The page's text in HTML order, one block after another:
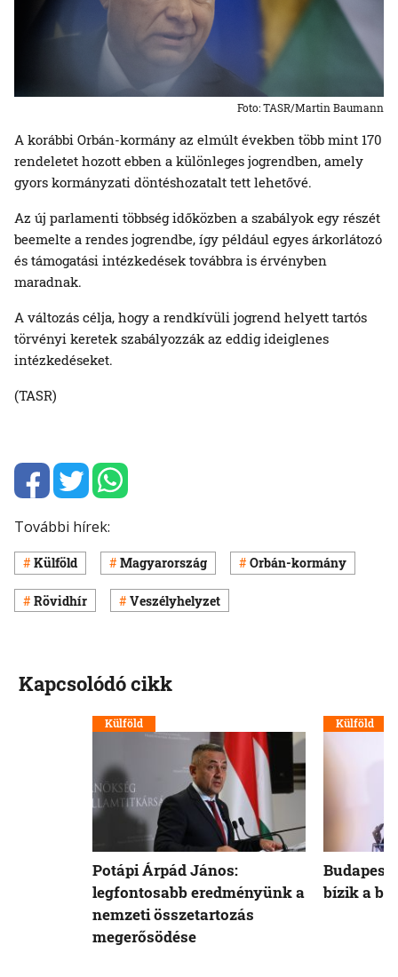
Foto: TASR/Martin Baumann
A korábbi Orbán-kormány az elmúlt években több mint 170
rendeletet hozott ebben a különleges jogrendben, amely
gyors kormányzati döntéshozatalt tett lehetővé.
Az új parlamenti többség időközben a szabályok egy részét
beemelte a rendes jogrendbe, így például egyes árkorlátozó
és támogatási intézkedések továbbra is érvényben
maradnak.
A változás célja, hogy a rendkívüli jogrend helyett tartós
törvényi keretek szabályozzák az eddig ideiglenes
intézkedéseket.
(TASR)
További hírek:
Külföld Magyarország Orbán-kormány
Rövidhír Veszélyhelyzet
Kapcsolódó cikk
Külföld
Potápi Árpád János:
legfontosabb eredményünk a
nemzeti összetartozás
megerősödése
Külföld
Budapest
bízik a